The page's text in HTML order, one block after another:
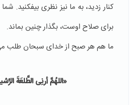
کنار زدید، به ما نیز نظری بیفکنید.
برای صلاح اوست، بگذار چنین بماند.
ما هم هر صبح از خدای سبحان طلب
«اللهُمَّ أرنِی الطَّلعَةَ